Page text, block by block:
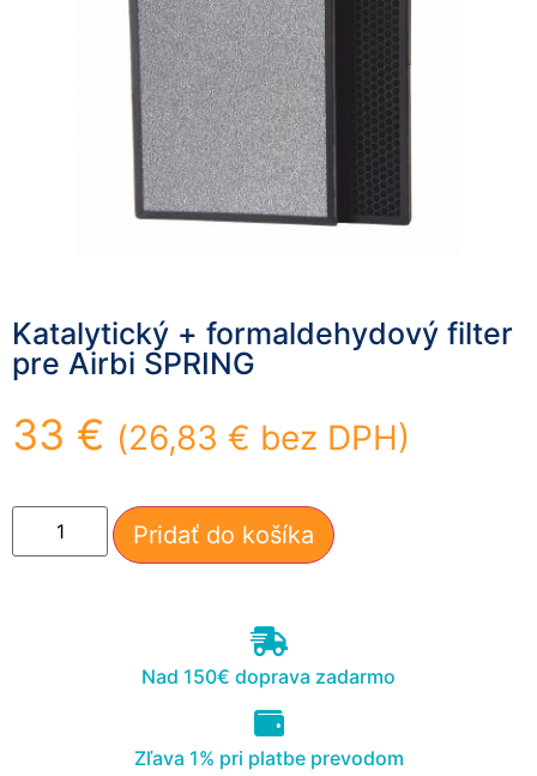
Katalytický + formaldehydový filter
pre Airbi SPRING
33 € (26,83 € bez DPH)
Pridať do košíka
Nad 150€ doprava zadarmo
Zľava 1% pri platbe prevodom
Nevyhnutné
Tieto súbory
cookie nie sú
voliteľné. Sú
potrebné pre
fungovanie
webovej
stránky.
Aby sme
mohli
webovej
spôsobu
používania
webovej
Používateľská
spokojnosť
perform as well